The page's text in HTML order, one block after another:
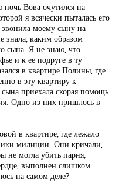
ночь Вова очутился на
я всячески пыталась его
моему сыну на
каким образом
сына. Я не знаю, что
и к ее подруге в ту
в квартире Полины, где
в эту квартиру к
приехала скорая помощь.
Одно из них пришлось в
в квартире, где лежало
милиции. Они кричали,
не могла убить парня,
выполнен слишком
на самом деле?